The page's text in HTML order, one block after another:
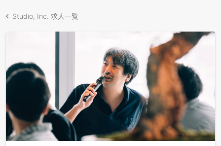
Studio, Inc. 求人一覧